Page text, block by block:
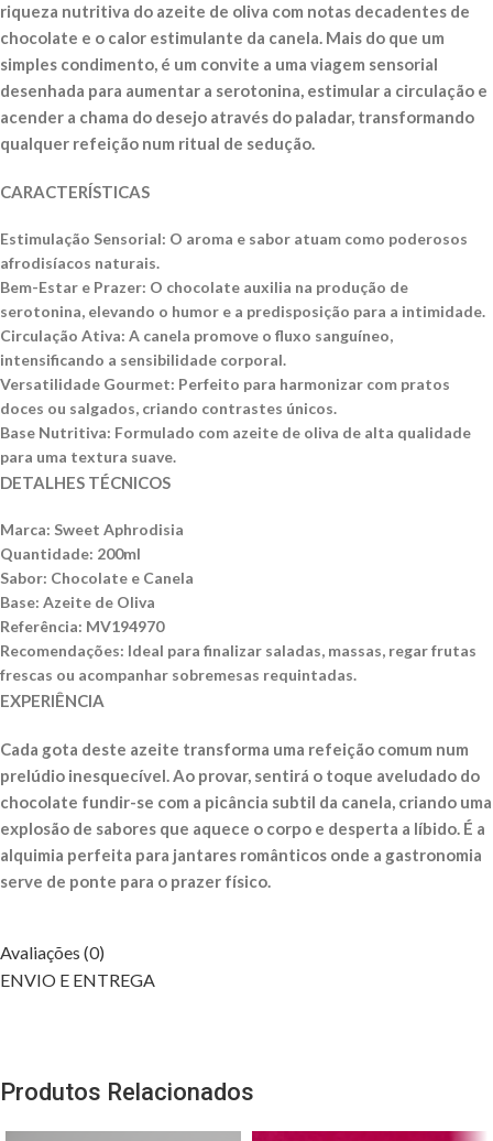
riqueza nutritiva do azeite de oliva com notas decadentes de
chocolate e o calor estimulante da canela. Mais do que um
simples condimento, é um convite a uma viagem sensorial
desenhada para aumentar a serotonina, estimular a circulação e
acender a chama do desejo através do paladar, transformando
qualquer refeição num ritual de sedução.
CARACTERÍSTICAS
Estimulação Sensorial: O aroma e sabor atuam como poderosos
afrodisíacos naturais.
Bem-Estar e Prazer: O chocolate auxilia na produção de
serotonina, elevando o humor e a predisposição para a intimidade.
Circulação Ativa: A canela promove o fluxo sanguíneo,
intensificando a sensibilidade corporal.
Versatilidade Gourmet: Perfeito para harmonizar com pratos
doces ou salgados, criando contrastes únicos.
Base Nutritiva: Formulado com azeite de oliva de alta qualidade
para uma textura suave.
DETALHES TÉCNICOS
Marca: Sweet Aphrodisia
Quantidade: 200ml
Sabor: Chocolate e Canela
Base: Azeite de Oliva
Referência: MV194970
Recomendações: Ideal para finalizar saladas, massas, regar frutas
frescas ou acompanhar sobremesas requintadas.
EXPERIÊNCIA
Cada gota deste azeite transforma uma refeição comum num
prelúdio inesquecível. Ao provar, sentirá o toque aveludado do
chocolate fundir-se com a picância subtil da canela, criando uma
explosão de sabores que aquece o corpo e desperta a líbido. É a
alquimia perfeita para jantares românticos onde a gastronomia
serve de ponte para o prazer físico.
Avaliações (0)
ENVIO E ENTREGA
Produtos Relacionados